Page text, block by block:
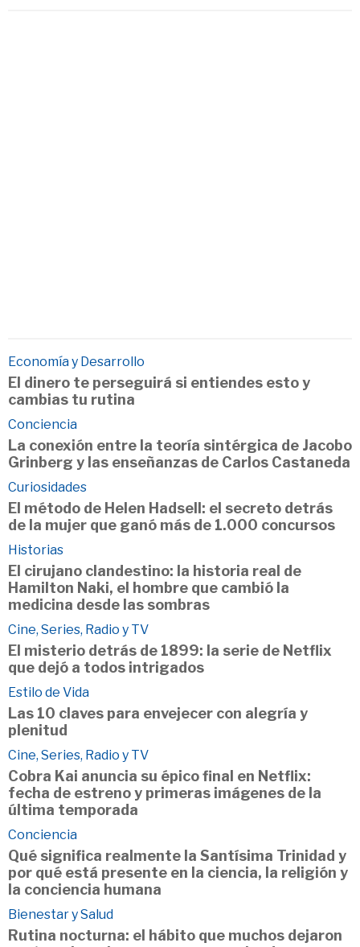
Economía y Desarrollo
El dinero te perseguirá si entiendes esto y
cambias tu rutina
Conciencia
La conexión entre la teoría sintérgica de Jacobo
Grinberg y las enseñanzas de Carlos Castaneda
Curiosidades
El método de Helen Hadsell: el secreto detrás
de la mujer que ganó más de 1.000 concursos
Historias
El cirujano clandestino: la historia real de
Hamilton Naki, el hombre que cambió la
medicina desde las sombras
Cine, Series, Radio y TV
El misterio detrás de 1899: la serie de Netflix
que dejó a todos intrigados
Estilo de Vida
Las 10 claves para envejecer con alegría y
plenitud
Cine, Series, Radio y TV
Cobra Kai anuncia su épico final en Netflix:
fecha de estreno y primeras imágenes de la
última temporada
Conciencia
Qué significa realmente la Santísima Trinidad y
por qué está presente en la ciencia, la religión y
la conciencia humana
Bienestar y Salud
Rutina nocturna: el hábito que muchos dejaron